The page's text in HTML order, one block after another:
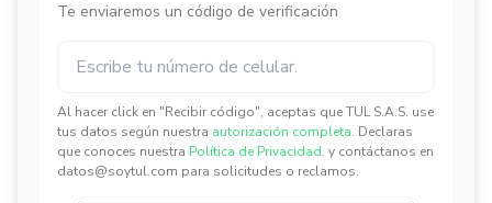
Te enviaremos un código de verificación
Al hacer click en "Recibir código", aceptas que TUL S.A.S. use
tus datos según nuestra autorización completa. Declaras
que conoces nuestra Política de Privacidad. y contáctanos en
datos@soytul.com para solicitudes o reclamos.